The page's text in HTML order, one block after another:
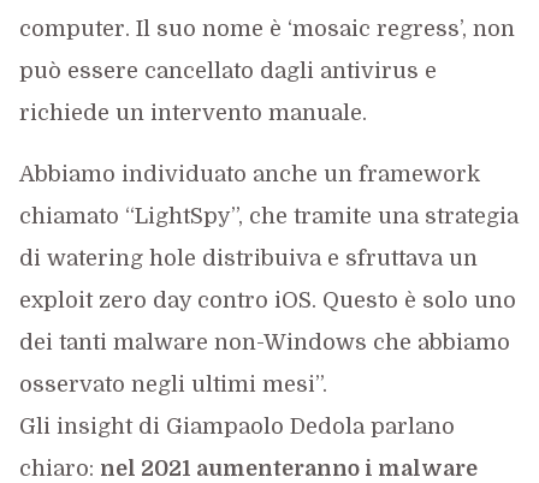
computer. Il suo nome è ‘mosaic regress’, non
può essere cancellato dagli antivirus e
richiede un intervento manuale.
Abbiamo individuato anche un framework
chiamato “LightSpy”, che tramite una strategia
di watering hole distribuiva e sfruttava un
exploit zero day contro iOS. Questo è solo uno
dei tanti malware non-Windows che abbiamo
osservato negli ultimi mesi”.
Gli insight di Giampaolo Dedola parlano
chiaro: nel 2021 aumenteranno i malware